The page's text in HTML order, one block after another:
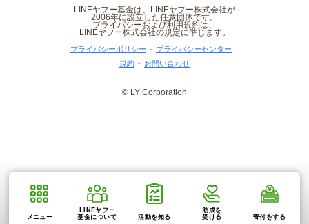
メニュー
LINEヤフー
基金について 活動を知る
助成を
受ける 寄付をする
LINEヤフー基金は、LINEヤフー株式会社が
2006年に設立した任意団体です。
プライバシーおよび利用規約は、
LINEヤフー株式会社の規定に準じます。
プライバシーポリシー
プライバシーセンター
規約
お問い合わせ
© LY Corporation